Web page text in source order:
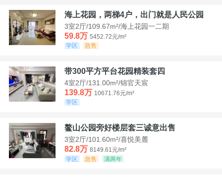
海上花园，两梯4户，出门就是人民公园
3室2厅/109.67m²/海上花园一二期
59.8万 5452.72元/m²
学区
急售
带300平方平台花园精装套四
4室2厅/131.00m²/锦官天宸
139.8万 10671.76元/m²
学区
鳌山公园旁好楼层套三诚意出售
3室2厅/101.60m²/喜悦美麓
82.8万 8149.61元/m²
学区
急售 满两年